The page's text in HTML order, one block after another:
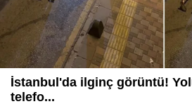
İstanbul'da ilginç görüntü!
telefo...